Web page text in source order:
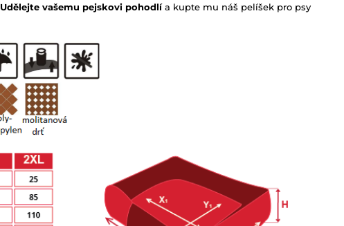
Udělejte vašemu pejskovi pohodlía kupte mu náš pelíšek pro psy